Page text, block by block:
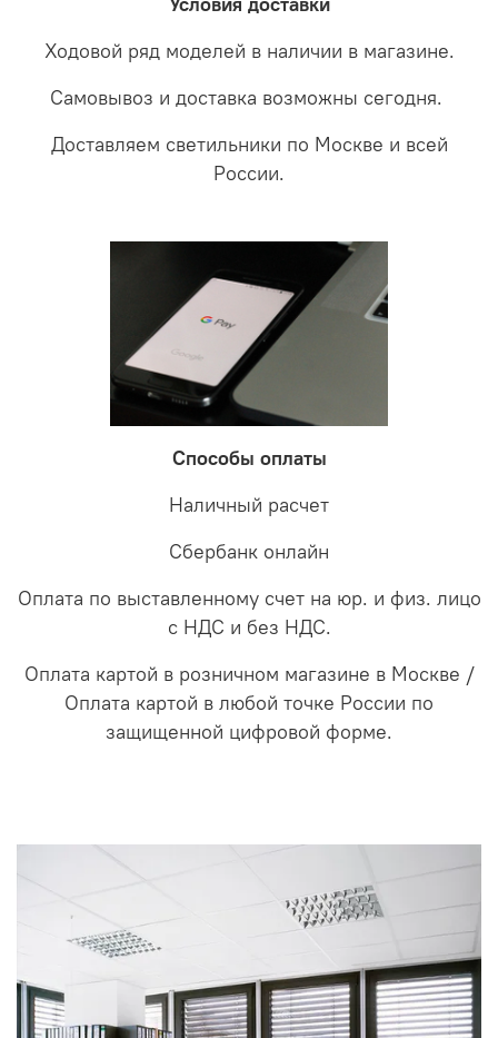
Ходовой ряд моделей в наличии в магазине.
Самовывоз и доставка возможны сегодня.
Доставляем светильники по Москве и всей
России.
Способы оплаты
Наличный расчет
Сбербанк онлайн
Оплата по выставленному счет на юр. и физ. лицо
с НДС и без НДС.
Оплата картой в розничном магазине в Москве /
Оплата картой в любой точке России по
защищенной цифровой форме.